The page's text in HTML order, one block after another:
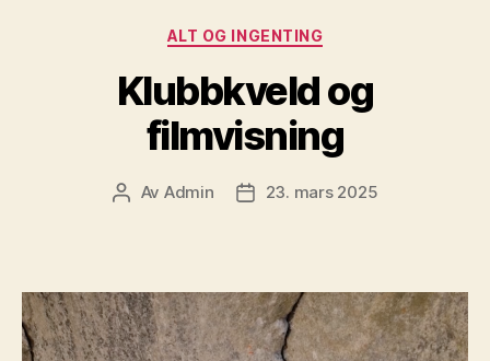
Kategorier
ALT OG INGENTING
Klubbkveld og
filmvisning
Innleggsforfatter
Av Admin Publiseringsdato
23. mars 2025